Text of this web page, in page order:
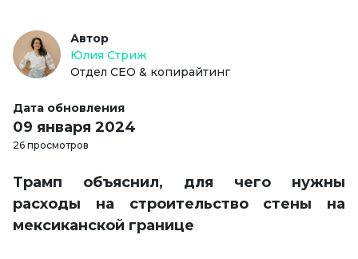
Автор
Юлия Стриж
Отдел СЕО & копирайтинг
Дата обновления
09 января 2024
26 просмотров
Трамп объяснил, для чего нужны
расходы на строительство стены на
мексиканской границе